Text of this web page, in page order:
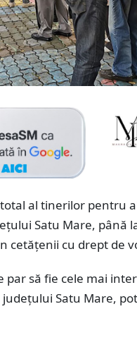
al tinerilor pentru
Satu Mare, până
cetățenii cu drept de
par să fie cele mai
Satu Mare,